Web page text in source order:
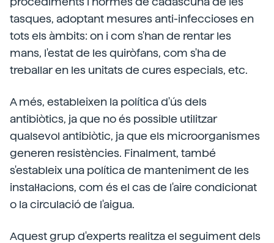
tasques, adoptant mesures anti-infeccioses en
tots els àmbits: on i com s'han de rentar les
mans, l'estat de les quiròfans, com s'ha de
treballar en les unitats de cures especials, etc.
A més, estableixen la política d'ús dels
antibiòtics, ja que no és possible utilitzar
qualsevol antibiòtic, ja que els microorganismes
generen resistències. Finalment, també
s'estableix una política de manteniment de les
instal·lacions, com és el cas de l'aire condicionat
o la circulació de l'aigua.
Aquest grup d'experts realitza el seguiment dels